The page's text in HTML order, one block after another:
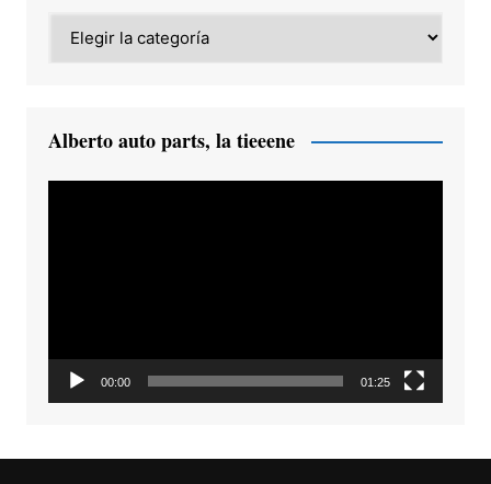
Alberto auto parts, la tieeene
00:00 01:25